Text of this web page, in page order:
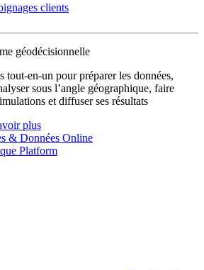
clients
géodécisionnelle
tout-en-un pour préparer les données,
sous l’angle géographique, faire
et diffuser ses résultats
plus
& Données Online
Platform